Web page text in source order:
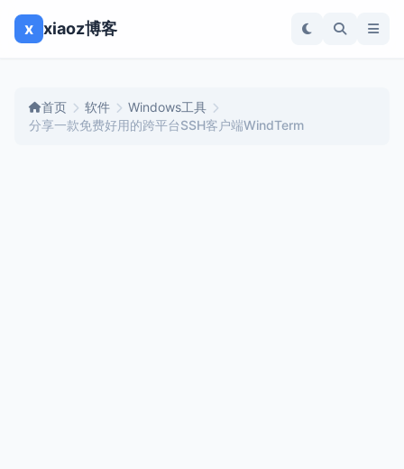
x xiaoz博客
首页 软件
Windows工具
分享一款免费好用的跨平台SSH客户端WindTerm